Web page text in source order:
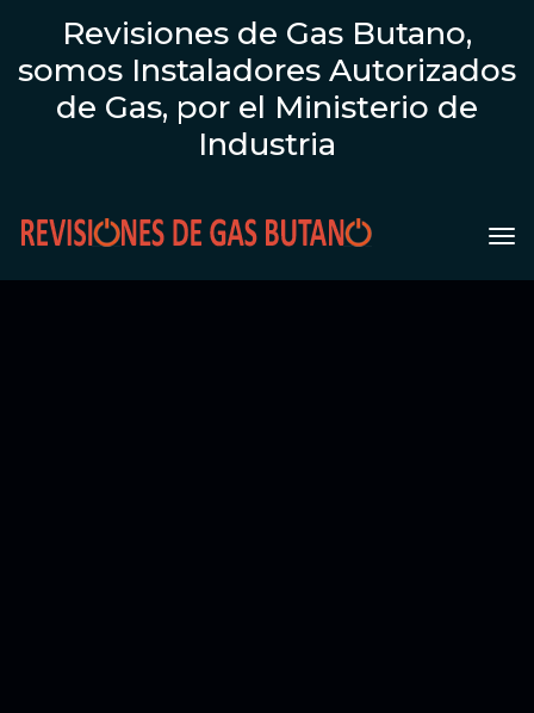
Revisiones de Gas Butano,
somos Instaladores Autorizados
de Gas, por el Ministerio de
Industria